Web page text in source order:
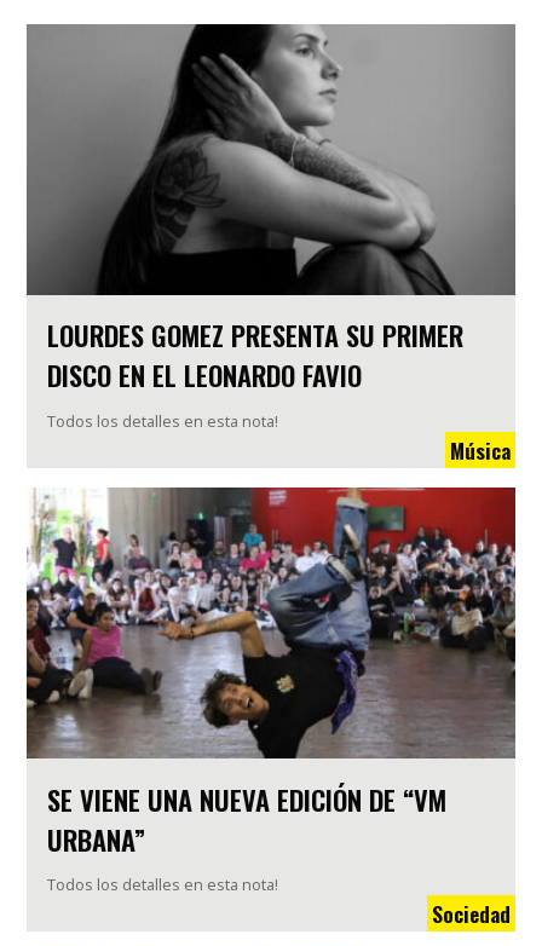
LOURDES GOMEZ PRESENTA SU PRIMER
DISCO EN EL LEONARDO FAVIO
Todos los detalles en esta nota!
Música
SE VIENE UNA NUEVA EDICIÓN DE “VM
URBANA”
Todos los detalles en esta nota!
Sociedad